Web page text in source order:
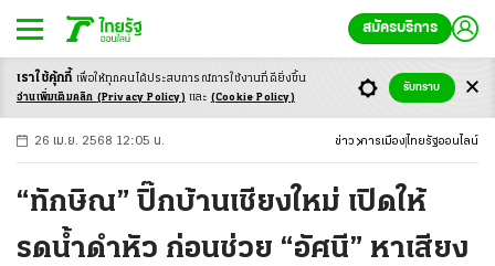
สมัครบริการ
-ก ก ก+
26 เม.ย. 2568 12:05 น. ข่าว การเมือง ไทยรัฐออนไลน์
“ทักษิณ” ปิ๊กบ้านเชียงใหม่ เปิดให้
รดน้ำดำหัว ก่อนช่วย “อัศนี” หาเสียง
เราใช้คุ้กกี้ เพื่อให้ทุกคนได้ประสบการณ์การใช้งานที่ดียิ่งขึ้น
อ่านเพิ่มเติมคลิก (Privacy Policy) และ (Cookie Policy)
รับทราบ